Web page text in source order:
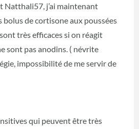
Natthali57, j’ai maintenant
bolus de cortisone aux poussées
très efficaces si on réagit
sont pas anodins. ( névrite
impossibilité de me servir de
qui peuvent être très